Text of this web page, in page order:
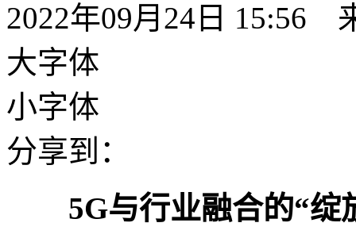
2022年09月24日 15:56
大字体
小字体
分享到：
5G与行业融合的“绽